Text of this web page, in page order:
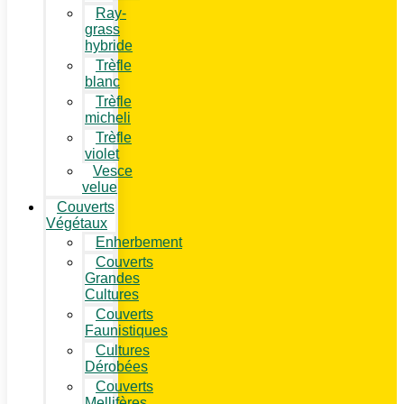
Ray-
grass
hybride
Trèfle
blanc
Trèfle
micheli
Trèfle
violet
Vesce
velue
Couverts
Végétaux
Enherbement
Couverts
Grandes
Cultures
Couverts
Faunistiques
Cultures
Dérobées
Couverts